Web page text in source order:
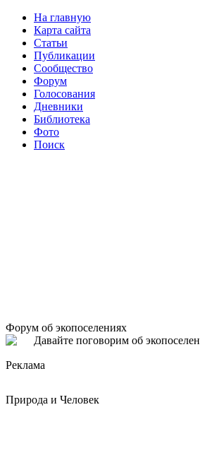
На главную
Карта сайта
Статьи
Публикации
Сообщество
Форум
Голосования
Дневники
Библиотека
Фото
Поиск
Форум об экопоселениях
Давайте поговорим об
Реклама
Природа и Человек